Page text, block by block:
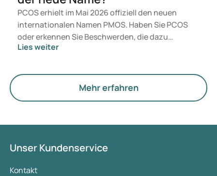
PCOS erhielt im Mai 2026 offiziell den neuen
internationalen Namen PMOS. Haben Sie PCOS
oder erkennen Sie Beschwerden, die dazu
passen? Medizinisch ändert sich zunächst nichts.
Hormone, den Stoffwechsel und die Funktion der
Lies weiter
Mehr erfahren
Unser Kundenservice
Kontakt